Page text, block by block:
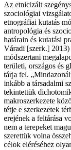
Az etnicizált
szociológiai
etnográfiai kutatás
antropológia és
határain és kutatási
Váradi [szerk.]
módszertani
területi, országos és
tárja fel.
inkább a társadalmi
tekintettük
makroszerkezete
tétje e szerkezetek
erejének a feltárása
nem a terepeket
szerettük volna
célok eléréséhez